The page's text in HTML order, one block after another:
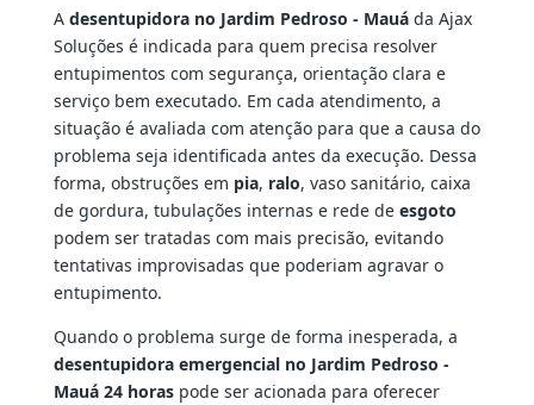
A desentupidora no Jardim Pedroso - Mauáda Ajax
Soluções é indicada para quem precisa resolver
entupimentos com segurança, orientação clara e
serviço bem executado. Em cada atendimento, a
situação é avaliada com atenção para que a causa do
problema seja identificada antes da execução. Dessa
forma, obstruções em pia, ralo, vaso sanitário, caixa
de gordura, tubulações internas e rede de esgoto
podem ser tratadas com mais precisão, evitando
tentativas improvisadas que poderiam agravar o
entupimento.
Quando o problema surge de forma inesperada, a
desentupidora emergencial no Jardim Pedroso -
Mauá 24 horaspode ser acionada para oferecer